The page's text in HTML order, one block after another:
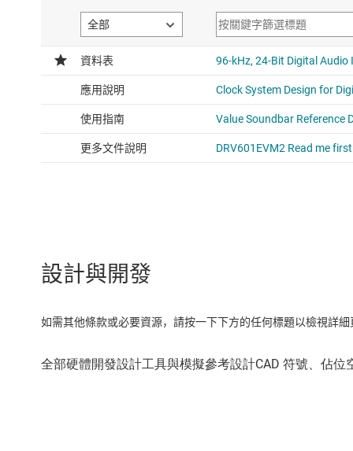
設計與開發
如需其他條款或必要資源，請按一下下方的任何標題以檢視詳